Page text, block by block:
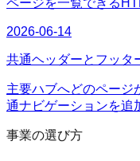
ページを一覧できる
2026-06-14
共通ヘッダーとフッタ
主要ハブへどのページ
通ナビゲーションを追
事業の選び方